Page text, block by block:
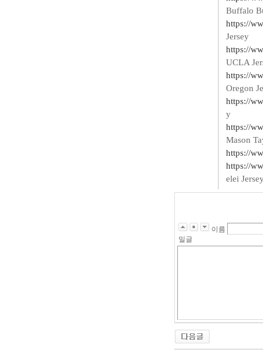
Buffalo
https://
Jersey
https://
UCLA
https://
Oregon
https://
y
https://
Mason
https://
https://
elei
이름
밀글